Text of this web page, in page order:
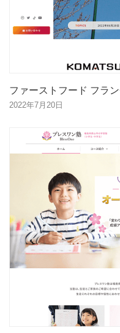
ファーストフード フラ
2022年7月20日